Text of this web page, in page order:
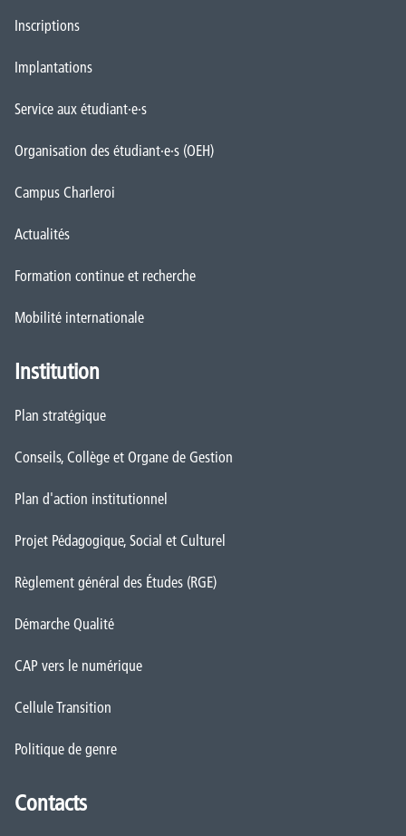
Inscriptions
Implantations
Service aux étudiant·e·s
Organisation des étudiant·e·s (OEH)
Campus Charleroi
Actualités
Formation continue et recherche
Mobilité internationale
Institution
Plan stratégique
Conseils, Collège et Organe de Gestion
Plan d'action institutionnel
Projet Pédagogique, Social et Culturel
Règlement général des Études (RGE)
Démarche Qualité
CAP vers le numérique
Cellule Transition
Politique de genre
Contacts